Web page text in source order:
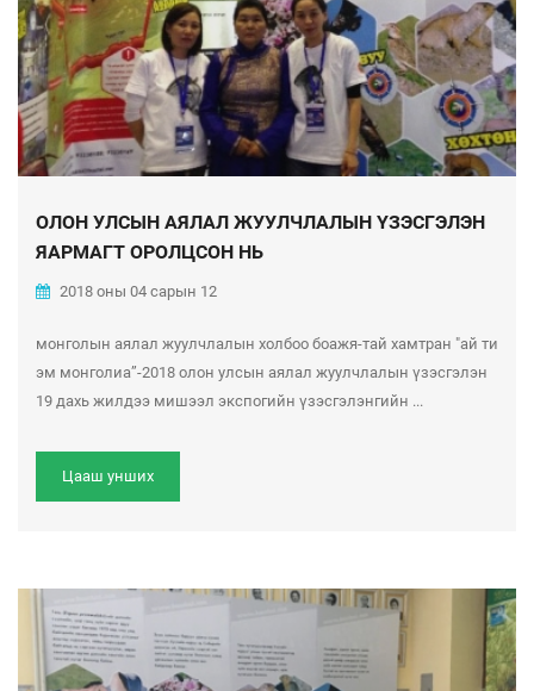
ОЛОН УЛСЫН АЯЛАЛ ЖУУЛЧЛАЛЫН ҮЗЭСГЭЛЭН
ЯАРМАГТ ОРОЛЦСОН НЬ
2018 оны 04 сарын 12
монголын аялал жуулчлалын холбоо боажя-тай хамтран "ай ти
эм монголиа”-2018 олон улсын аялал жуулчлалын үзэсгэлэн
19 дахь жилдээ мишээл экспогийн үзэсгэлэнгийн ...
Цааш унших